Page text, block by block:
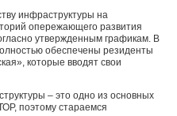
инфраструктуры на
опережающего развития
утвержденным графикам. В
обеспечены резиденты
которые вводят свои
– это одно из основных
поэтому стараемся